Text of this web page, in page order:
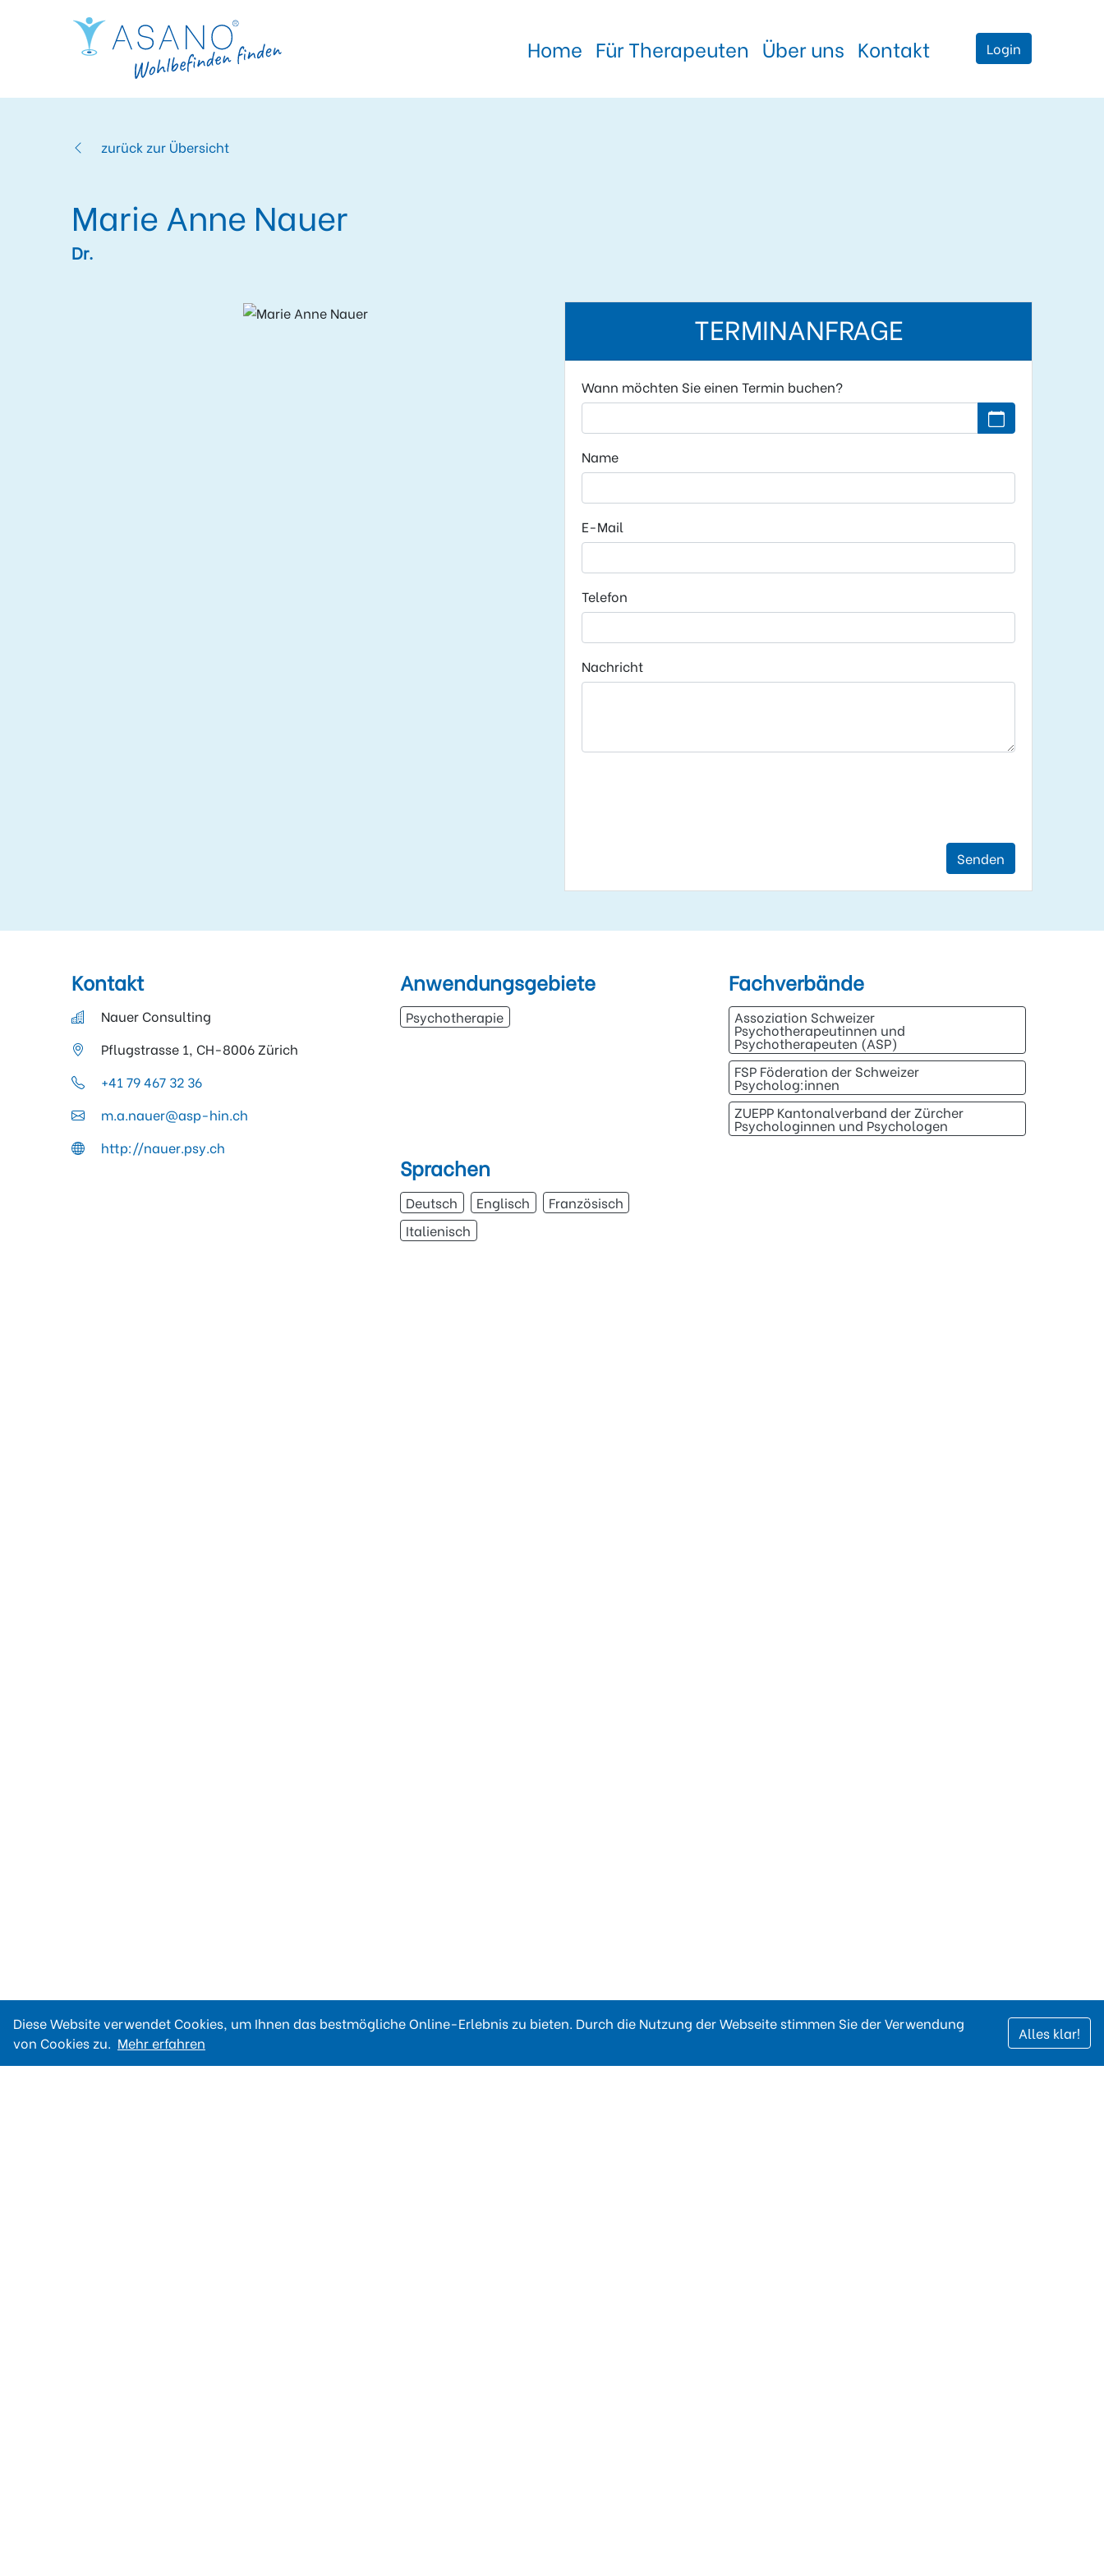
Home Für Therapeuten Über uns Kontakt Login
zurück zur Übersicht
Marie Anne Nauer
Dr.
TERMINANFRAGE
Wann möchten Sie einen Termin buchen?
Kein Datum
Name
E-Mail
Telefon
Nachricht
Senden
Kontakt
Nauer Consulting
Pflugstrasse 1, CH-8006 Zürich
+41 79 467 32 36
m.a.nauer@asp-hin.ch
http://nauer.psy.ch
Anwendungsgebiete
Psychotherapie
Fachverbände
Assoziation Schweizer
Psychotherapeutinnen und
Psychotherapeuten (ASP)
FSP Föderation der Schweizer
Psycholog:innen
ZUEPP Kantonalverband der Zürcher
Psychologinnen und Psychologen
Sprachen
Deutsch Englisch
Französisch
Italienisch
Diese Website verwendet Cookies, um Ihnen das bestmögliche Online-Erlebnis zu bieten. Durch die Nutzung der Webseite stimmen Sie der Verwendung
von Cookies zu. Mehr erfahren
Alles klar!